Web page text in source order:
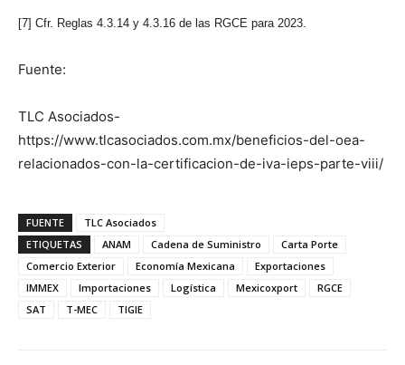
[7] Cfr. Reglas 4.3.14 y 4.3.16 de las RGCE para 2023.
Fuente:
TLC Asociados-
https://www.tlcasociados.com.mx/beneficios-del-oea-
relacionados-con-la-certificacion-de-iva-ieps-parte-viii/
FUENTE
TLC Asociados
ETIQUETAS
ANAM Cadena de Suministro
Carta Porte
Comercio Exterior
Economía Mexicana
Exportaciones
IMMEX
Importaciones Logística Mexicoxport
RGCE
SAT
T-MEC TIGIE